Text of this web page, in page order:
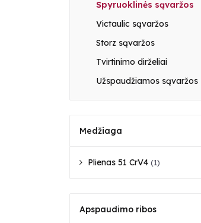
Spyruoklinės sąvaržos
Victaulic sąvaržos
Storz sąvaržos
Tvirtinimo dirželiai
Užspaudžiamos sąvaržos
Medžiaga
Plienas 51 CrV4 (1)
Apspaudimo ribos